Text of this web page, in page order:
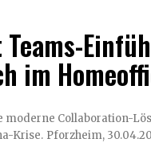
im
Collaboration-
damit gleich die Bewährungsprobe Corona-Krise.